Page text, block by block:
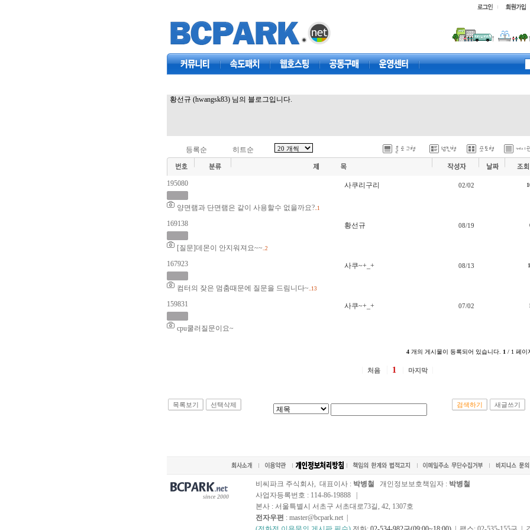
황선규 (hwangsk83) 님의 블로그입니다.
등록순 히트순
195080
양면램과 단면램은 같이 사용할수 없을까요?..1
사쿠리구리 02/02
169138
[질문]데몬이 안지워져요~~..2
황선규 08/19
167923
컴터의 잦은 멈춤때문에 질문을 드림니다~..13
사쿠~+_+ 08/13
159831
cpu쿨러질문이요~
사쿠~+_+ 07/02
4 개의 게시물이 등록되어 있습니다. 1 / 1 페이
처음 1 마지막
목록보기 선택삭제 검색하기 새글쓰기
since 2000
비씨파크 주식회사, 대표이사 : 박병철 개인정보보호책임자 : 박병철
사업자등록번호 : 114-86-19888 |
본사 : 서울특별시 서초구 서초대로73길, 42, 1307호
전자우편 : master@bcpark.net |